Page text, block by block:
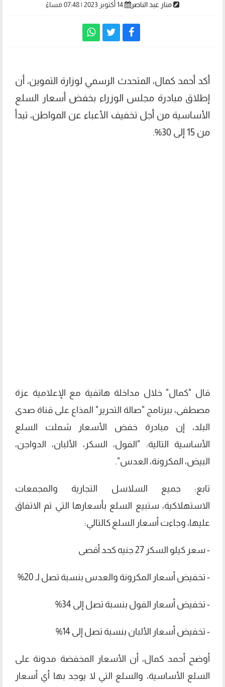
منار عبد الناصر
أكد أحمد كمال، المتحدث الرسمي لوزارة التموين، أن
إطلاق مبادرة مجلس الوزراء بخفض أسعار السلع
الأساسية من أجل تخفيف الأعباء عن المواطن، تبدأ
من 15 إلى 30%.
قال "كمال" خلال مداخلة هاتفية مع الإعلامية عزة
مصطفى، ببرنامج "صالة التحرير" المذاع على قناة صدى
البلد، إن مبادرة خفض الأسعار شملت السلع
الأساسية التالية: "الفول، السكر، الألبان، الدواجن،
البيض، المكرونة، العدس".
تابع: جميع السلاسل التجارية والمجمعات
الاستهلاكية، ستبيع السلع بأسعارها التي تم الاتفاق
عليها، وجاءت أسعار السلع كالتالي:
- سعر كيلو السكر 27 جنيه كحد أقصى
- تخفيض أسعار المكرونة والعدس بنسبة تصل لـ 20%
- تخفيض أسعار الفول بنسبة تصل إلى 34%
- تخفيض أسعار الألبان بنسبة تصل إلى 14%
أوضح أحمد كمال، أن الأسعار المخفضة مدونة على
السلع الأساسية، والسلع التي لا يوجد بها أي أسعار